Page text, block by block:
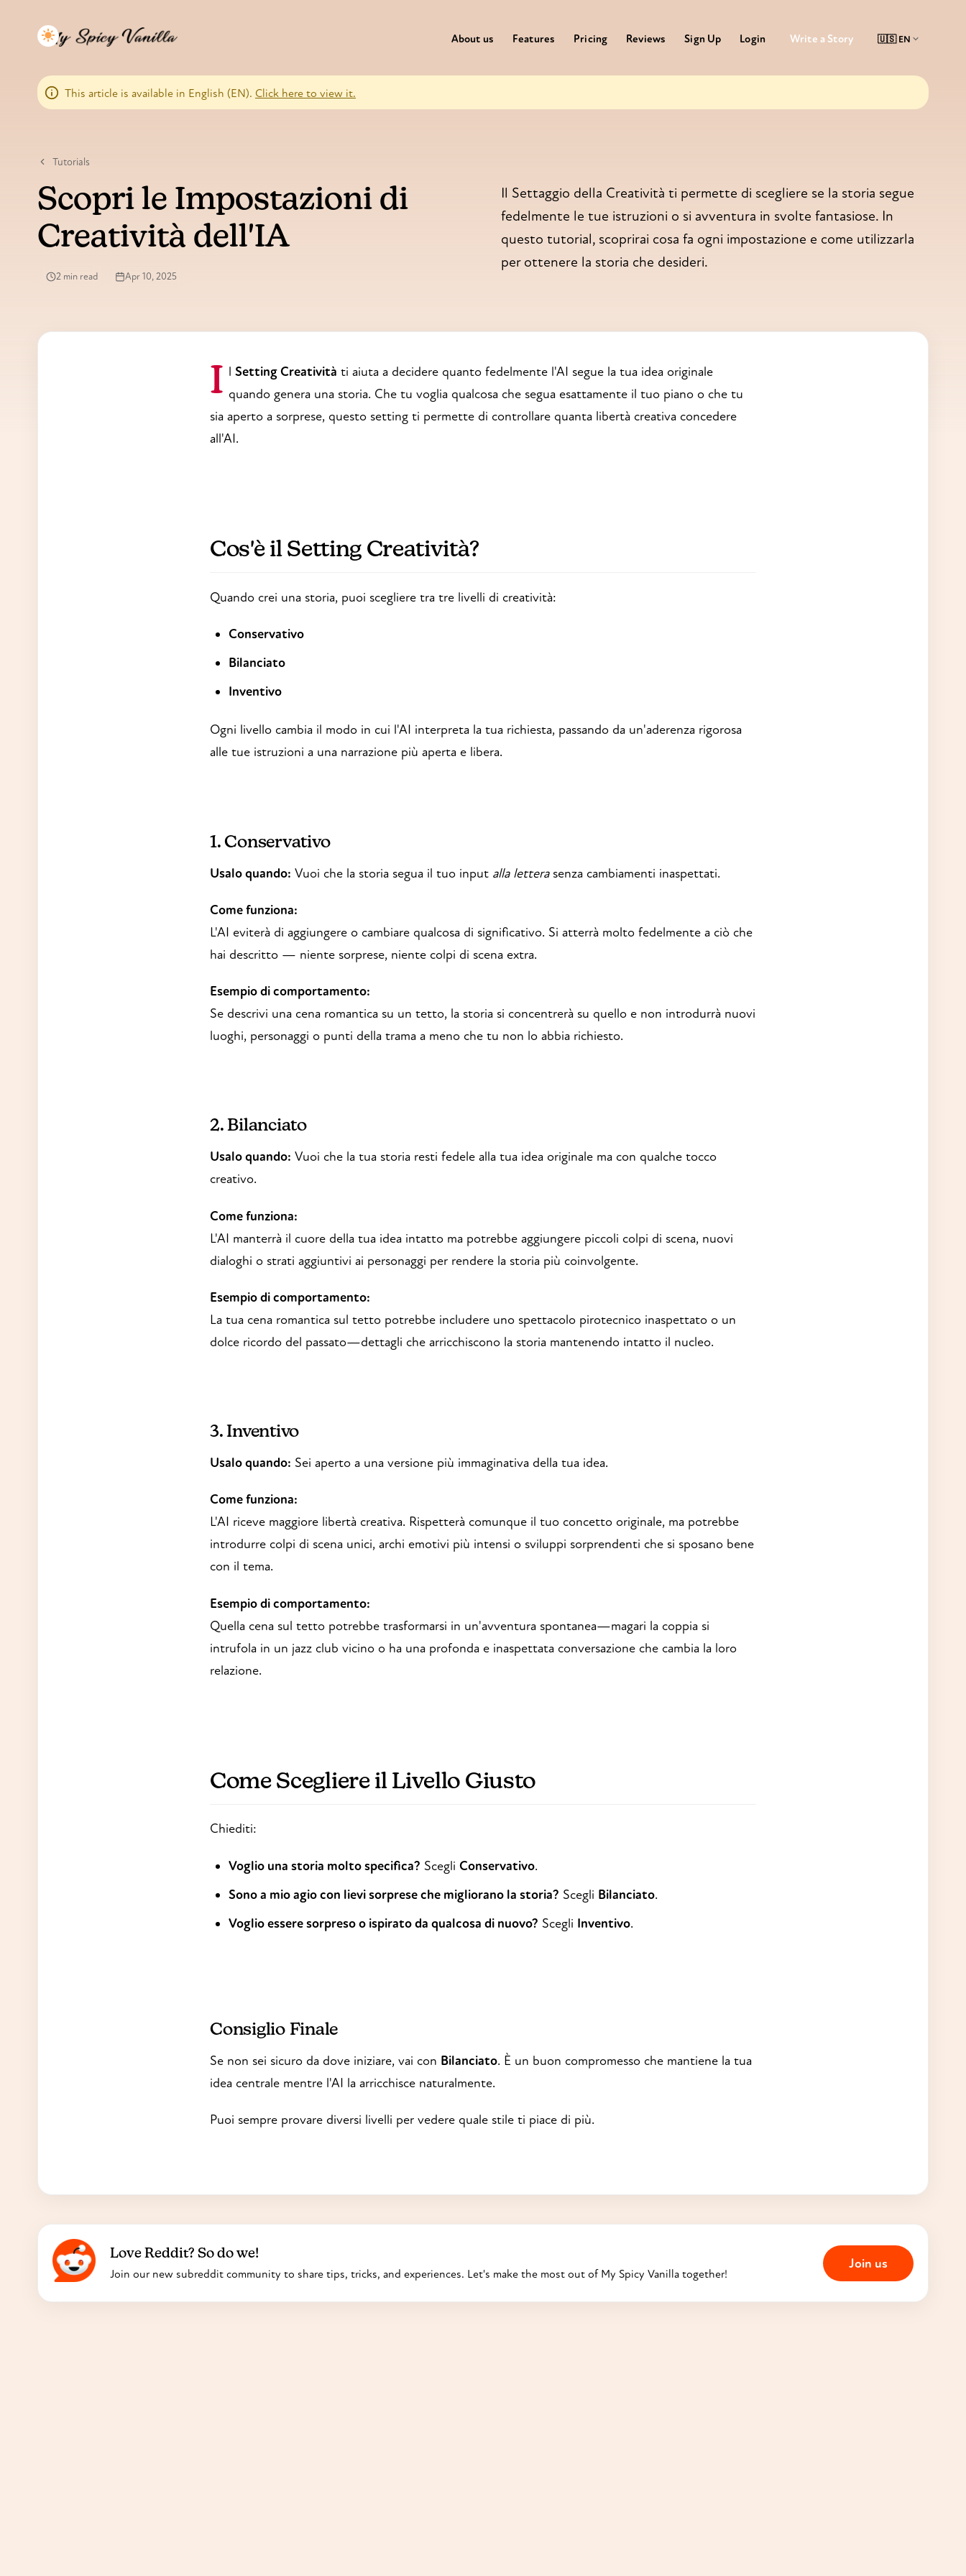
About us Features Pricing Reviews Sign Up Login Write a Story
This article is available in English (EN). Click here to view it.
Tutorials
Scopri le Impostazioni di
Creatività dell'IA
2 min read Apr 10, 2025
Il Settaggio della Creatività ti permette di scegliere se la storia segue
fedelmente le tue istruzioni o si avventura in svolte fantasiose. In
questo tutorial, scoprirai cosa fa ogni impostazione e come utilizzarla
per ottenere la storia che desideri.
Il Setting Creatività ti aiuta a decidere quanto fedelmente l'AI segue la tua idea originale
quando genera una storia. Che tu voglia qualcosa che segua esattamente il tuo piano o che tu
sia aperto a sorprese, questo setting ti permette di controllare quanta libertà creativa concedere
all'AI.
Cos'è il Setting Creatività?
Quando crei una storia, puoi scegliere tra tre livelli di creatività:
Conservativo
Bilanciato
Inventivo
Ogni livello cambia il modo in cui l'AI interpreta la tua richiesta, passando da un'aderenza rigorosa
alle tue istruzioni a una narrazione più aperta e libera.
1. Conservativo
Usalo quando: Vuoi che la storia segua il tuo input alla letterasenza cambiamenti inaspettati.
Come funziona:
L'AI eviterà di aggiungere o cambiare qualcosa di significativo. Si atterrà molto fedelmente a ciò che
hai descritto — niente sorprese, niente colpi di scena extra.
Esempio di comportamento:
Se descrivi una cena romantica su un tetto, la storia si concentrerà su quello e non introdurrà nuovi
luoghi, personaggi o punti della trama a meno che tu non lo abbia richiesto.
2. Bilanciato
Usalo quando: Vuoi che la tua storia resti fedele alla tua idea originale ma con qualche tocco
creativo.
Come funziona:
L'AI manterrà il cuore della tua idea intatto ma potrebbe aggiungere piccoli colpi di scena, nuovi
dialoghi o strati aggiuntivi ai personaggi per rendere la storia più coinvolgente.
Esempio di comportamento:
La tua cena romantica sul tetto potrebbe includere uno spettacolo pirotecnico inaspettato o un
dolce ricordo del passato—dettagli che arricchiscono la storia mantenendo intatto il nucleo.
3. Inventivo
Usalo quando: Sei aperto a una versione più immaginativa della tua idea.
Come funziona:
L'AI riceve maggiore libertà creativa. Rispetterà comunque il tuo concetto originale, ma potrebbe
introdurre colpi di scena unici, archi emotivi più intensi o sviluppi sorprendenti che si sposano bene
con il tema.
Esempio di comportamento:
Quella cena sul tetto potrebbe trasformarsi in un'avventura spontanea—magari la coppia si
intrufola in un jazz club vicino o ha una profonda e inaspettata conversazione che cambia la loro
relazione.
Come Scegliere il Livello Giusto
Chiediti:
Voglio una storia molto specifica? Scegli Conservativo.
Sono a mio agio con lievi sorprese che migliorano la storia? Scegli Bilanciato.
Voglio essere sorpreso o ispirato da qualcosa di nuovo? Scegli Inventivo.
Consiglio Finale
Se non sei sicuro da dove iniziare, vai con Bilanciato. È un buon compromesso che mantiene la tua
idea centrale mentre l'AI la arricchisce naturalmente.
Puoi sempre provare diversi livelli per vedere quale stile ti piace di più.
Love Reddit? So do we!
Join our new subreddit community to share tips, tricks, and experiences. Let's make the most out of My Spicy Vanilla together!
Join us